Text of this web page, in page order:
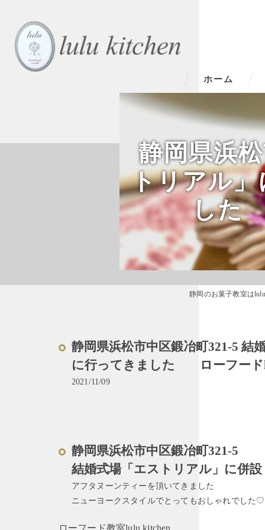
ホーム
静岡県浜
トリアル
した
静岡のお菓子教室はlulu
静岡県浜松市中区鍛冶町321-5
に行ってきました ローフード
2021/11/09
静岡県浜松市中区鍛冶町321-5
結婚式場「エストリアル」に併設
アフタヌーンティーを頂いてきました
ニューヨークスタイルでとってもおしゃれでした♡
ローフード教室lulu kitchen